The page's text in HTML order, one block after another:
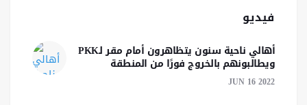
فيديو
أهالي ناحية سنون يتظاهرون أمام مقر لـPKK
ويطالبونهم بالخروج فورًا من المنطقة
JUN 16 2022